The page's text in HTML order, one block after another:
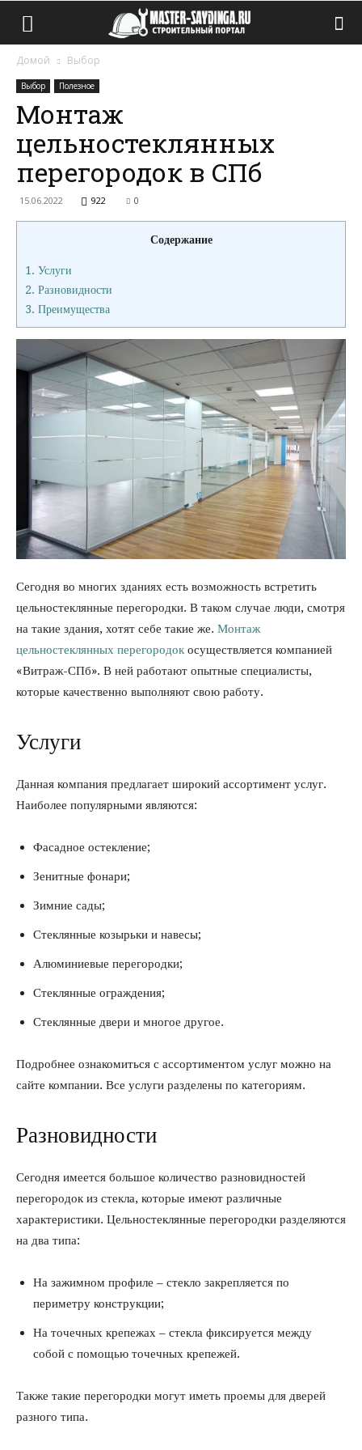
Домой Выбор
Выбор Полезное
Монтаж
цельностеклянных
перегородок в СПб
15.06.2022 922 0
Содержание
1. Услуги
2. Разновидности
3. Преимущества
Сегодня во многих зданиях есть возможность встретить
цельностеклянные перегородки. В таком случае люди, смотря
на такие здания, хотят себе такие же. Монтаж
цельностеклянных перегородок осуществляется компанией
«Витраж-СПб». В ней работают опытные специалисты,
которые качественно выполняют свою работу.
Услуги
Данная компания предлагает широкий ассортимент услуг.
Наиболее популярными являются:
Фасадное остекление;
Зенитные фонари;
Зимние сады;
Стеклянные козырьки и навесы;
Алюминиевые перегородки;
Стеклянные ограждения;
Стеклянные двери и многое другое.
Подробнее ознакомиться с ассортиментом услуг можно на
сайте компании. Все услуги разделены по категориям.
Разновидности
Сегодня имеется большое количество разновидностей
перегородок из стекла, которые имеют различные
характеристики. Цельностеклянные перегородки разделяются
на два типа:
На зажимном профиле – стекло закрепляется по
периметру конструкции;
На точечных крепежах – стекла фиксируется между
собой с помощью точечных крепежей.
Также такие перегородки могут иметь проемы для дверей
разного типа.